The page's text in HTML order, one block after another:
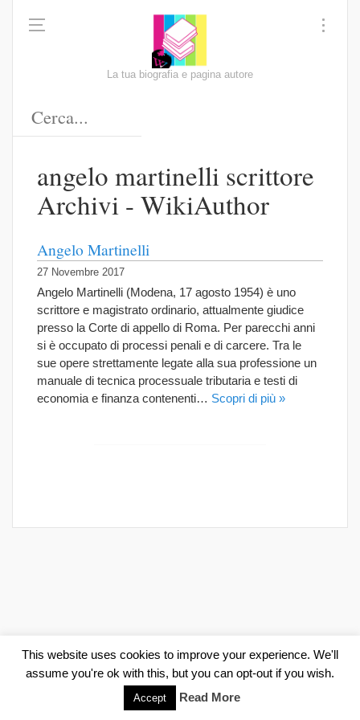
La tua biografia e pagina autore
angelo martinelli scrittore
Archivi - WikiAuthor
Angelo Martinelli
27 Novembre 2017
Angelo Martinelli (Modena, 17 agosto 1954) è uno
scrittore e magistrato ordinario, attualmente giudice
presso la Corte di appello di Roma. Per parecchi anni
si è occupato di processi penali e di carcere. Tra le
sue opere strettamente legate alla sua professione un
manuale di tecnica processuale tributaria e testi di
economia e finanza contenenti… Scopri di più »
This website uses cookies to improve your experience. We'll
assume you're ok with this, but you can opt-out if you wish.
Accept Read More